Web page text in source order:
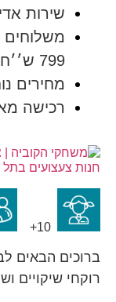
שירות
משלוחים
799 ש׳׳ח
מחירים
רכישה
ברוכים הבאים
רוקחי שיקויים